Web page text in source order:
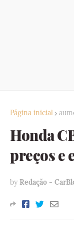
Página inicial
Honda
preços e
by Redação -